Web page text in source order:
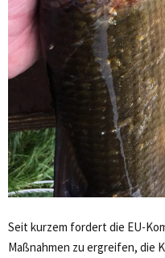
Seit kurzem fordert die EU-
Maßnahmen zu ergreifen, die